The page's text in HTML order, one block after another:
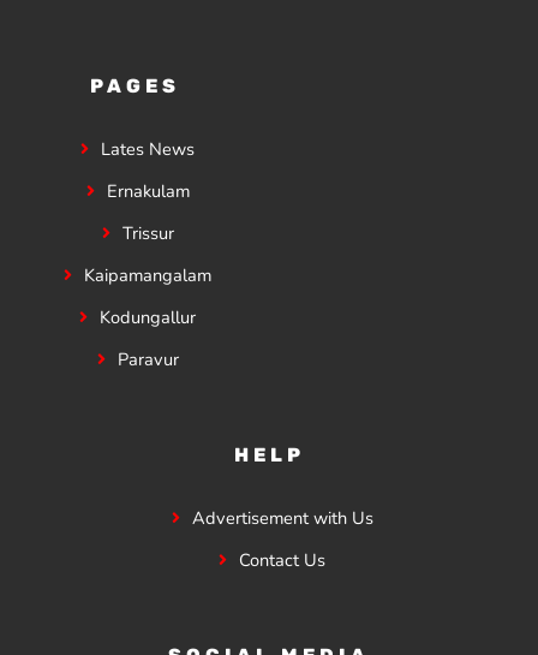
PAGES
Lates News
Ernakulam
Trissur
Kaipamangalam
Kodungallur
Paravur
HELP
Advertisement with Us
Contact Us